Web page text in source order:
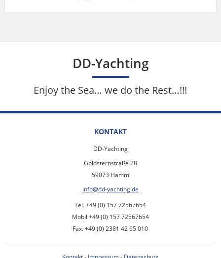
DD-Yachting
Enjoy the Sea… we do the Rest…!!!
KONTAKT
DD-Yachting
Goldsternstraße 28
59073 Hamm
info@dd-yachting.de
Tel. +49 (0) 157 72567654
Mobil +49 (0) 157 72567654
Fax. +49 (0) 2381 42 65 010